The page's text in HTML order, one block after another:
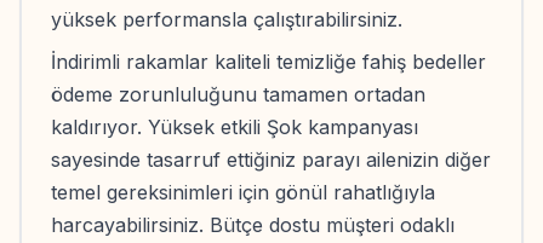
yüksek performansla çalıştırabilirsiniz.
İndirimli rakamlar kaliteli temizliğe fahiş bedeller
ödeme zorunluluğunu tamamen ortadan
kaldırıyor. Yüksek etkili Şok kampanyası
sayesinde tasarruf ettiğiniz parayı ailenizin diğer
temel gereksinimleri için gönül rahatlığıyla
harcayabilirsiniz. Bütçe dostu müşteri odaklı